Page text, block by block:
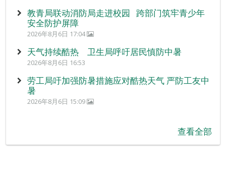
教青局联动消防局走进校园 跨部门筑牢青少年
安全防护屏障
2026年8月6日 17:04
天气持续酷热 卫生局呼吁居民慎防中暑
2026年8月6日 16:53
劳工局吁加强防暑措施应对酷热天气 严防工友中
暑
2026年8月6日 15:09
查看全部